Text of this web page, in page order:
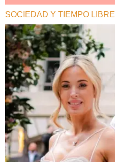
SOCIEDAD Y TIEMPO LIBRE